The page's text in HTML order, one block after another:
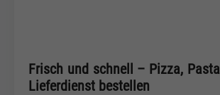
Frisch und schnell – Pizza,
Lieferdienst bestellen